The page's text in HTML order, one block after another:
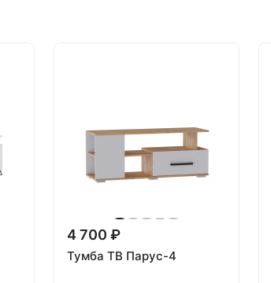
4 700 ₽
Тумба ТВ Парус-4